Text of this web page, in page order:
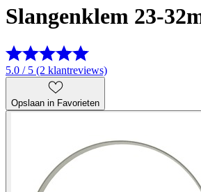
Slangenklem 23-
5.0 / 5 (2 klantreviews)
Opslaan in Favorieten